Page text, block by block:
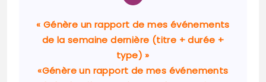
« Génère un rapport de mes événements
de la semaine dernière (titre + durée +
type) »
«Génère un rapport de mes événements